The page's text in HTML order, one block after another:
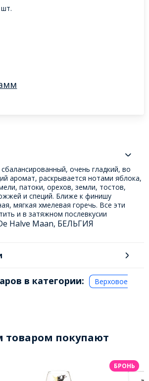
очень гладкий, во
аромат, раскрывается нотами яблока,
патоки, орехов, земли, тостов,
и специй. Ближе к финишу
мягкая хмелевая горечь. Все эти
и в затяжном послевкусии
Halve Maan, БЕЛЬГИЯ
в категории:
Верховое
товаром покупают
БРОНЬ